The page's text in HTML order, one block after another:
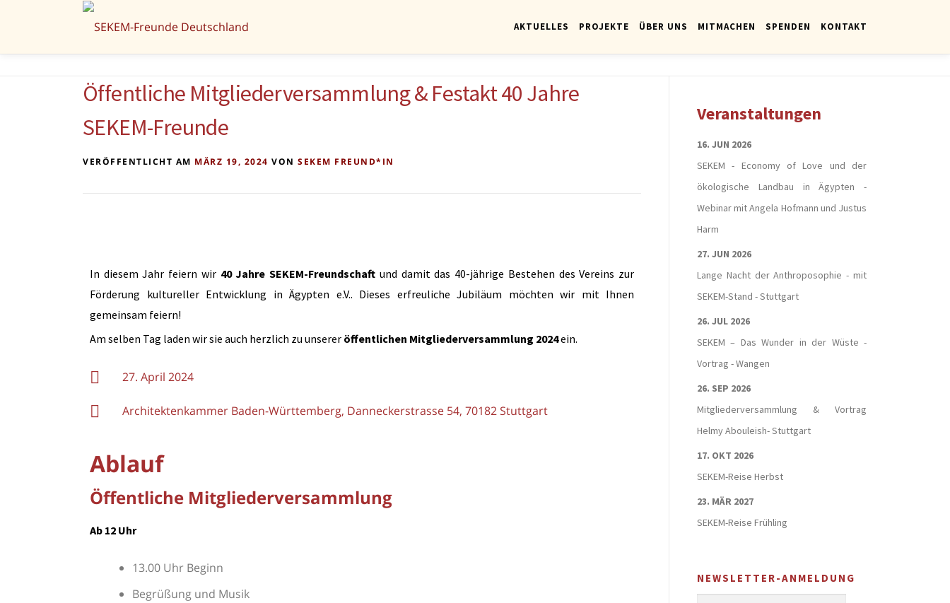
AKTUELLES PROJEKTE ÜBER UNS MITMACHEN SPENDEN KONTAKT
Öffentliche Mitgliederversammlung & Festakt 40 Jahre
SEKEM-Freunde
VERÖFFENTLICHT AM MÄRZ 19, 2024 VON SEKEM FREUND*IN
In diesem Jahr feiern wir 40 Jahre SEKEM-Freundschaft und damit das 40-jährige Bestehen des Vereins zur
Förderung kultureller Entwicklung in Ägypten e.V.. Dieses erfreuliche Jubiläum möchten wir mit Ihnen
gemeinsam feiern!
Am selben Tag laden wir sie auch herzlich zu unserer öffentlichen Mitgliederversammlung 2024ein.
27. April 2024
Architektenkammer Baden-Württemberg, Danneckerstrasse 54, 70182 Stuttgart
Ablauf
Öffentliche Mitgliederversammlung
Ab 12 Uhr
13.00 Uhr Beginn
Begrüßung und Musik
Veranstaltungen
16. JUN 2026
SEKEM - Economy of Love und der
ökologische Landbau in Ägypten -
Webinar mit Angela Hofmann und Justus
Harm
27. JUN 2026
Lange Nacht der Anthroposophie - mit
SEKEM-Stand - Stuttgart
26. JUL 2026
SEKEM – Das Wunder in der Wüste -
Vortrag - Wangen
26. SEP 2026
Mitgliederversammlung & Vortrag
Helmy Abouleish- Stuttgart
17. OKT 2026
SEKEM-Reise Herbst
23. MÄR 2027
SEKEM-Reise Frühling
NEWSLETTER-ANMELDUNG